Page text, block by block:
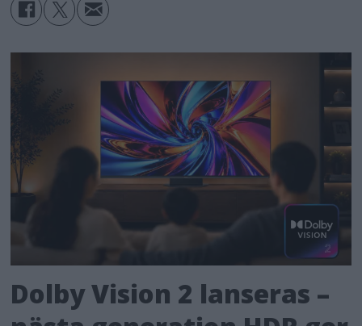
Dolby Vision 2 lanseras –